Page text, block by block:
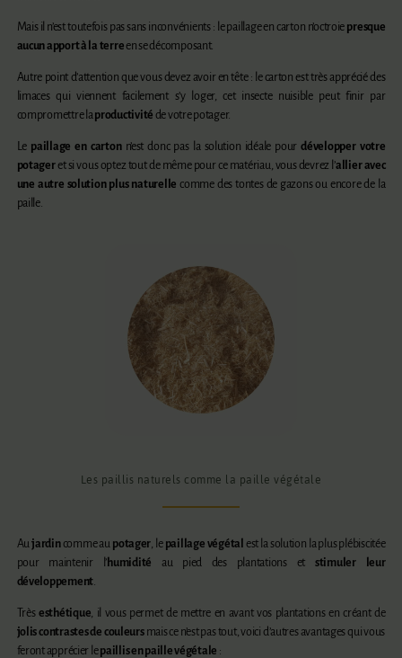
Mais il n’est toutefois pas sans inconvénients : le paillage en carton n’octroie presque
aucun apport à la terreen se décomposant.
Autre point d’attention que vous devez avoir en tête : le carton est très apprécié des
limaces qui viennent facilement s’y loger, cet insecte nuisible peut finir par
compromettre laproductivité de votre potager.
Le paillage en cartonn’est donc pas la solution idéale pourdévelopper votre
potageret si vous optez tout de même pour ce matériau, vous devrez l’allier avec
une autre solution plus naturelle comme des tontes de gazons ou encore de la
paille.
Les paillis naturels comme la paille végétale
Aujardincomme au potager, le paillage végétal est la solution la plus plébiscitée
pour maintenir l’ humidité au pied des plantations et stimuler leur
développement.
Très esthétique, il vous permet de mettre en avant vos plantations en créant de
jolis contrastes de couleursmais ce n’est pas tout, voici d’autres avantages qui vous
feront apprécier lepaillis en paille végétale :